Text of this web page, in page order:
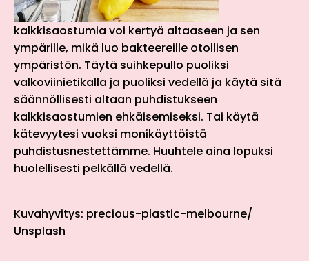
kalkkisaostumia voi kertyä altaaseen ja sen
ympärille, mikä luo bakteereille otollisen
ympäristön. Täytä suihkepullo puoliksi
valkoviinietikalla ja puoliksi vedellä ja käytä sitä
säännöllisesti altaan puhdistukseen
kalkkisaostumien ehkäisemiseksi. Tai käytä
kätevyytesi vuoksi monikäyttöistä
puhdistusnestettämme. Huuhtele aina lopuksi
huolellisesti pelkällä vedellä.
Kuvahyvitys: precious-plastic-melbourne/
Unsplash